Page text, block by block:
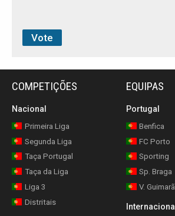
COMPETIÇÕES
Nacional
Primeira Liga
Segunda Liga
Taça Portugal
Taça da Liga
Liga 3
Distritais
EQUIPAS
Portugal
Benfica
FC Porto
Sporting
Sp. Braga
V.
Internacional